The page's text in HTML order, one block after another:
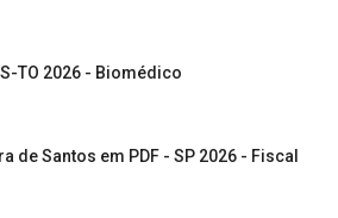
TO 2026 - Biomédico
de Santos em PDF - SP 2026 - Fiscal